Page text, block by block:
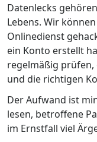
Datenlecks
Lebens. Wir
Onlinedienst
ein Konto erstellt
regelmäßig
und die richtigen
Der Aufwand ist
lesen, betroffene
im Ernstfall viel